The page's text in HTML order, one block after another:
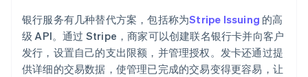
银行服务有几种替代方案，包括称为Stripe Issuing 的高
级 API。通过 Stripe，商家可以创建联名银行卡并向客户
发行，设置自己的支出限额，并管理授权。发卡还通过提
供详细的交易数据，使管理已完成的交易变得更容易，让
English
奥地利
DeutschEnglish
澳大利亚
English